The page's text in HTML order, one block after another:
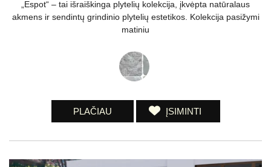
„Espot“ – tai išraiškinga plytelių kolekcija, įkvėpta natūralaus
akmens ir sendintų grindinio plytelių estetikos. Kolekcija pasižymi
matiniu
PLAČIAU ĮSIMINTI